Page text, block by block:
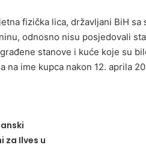
fizička lica, državljani BiH
odnosno nisu posjedovali
stanove i kuće koje su
na ime kupca nakon 12. aprila
za Ilves u